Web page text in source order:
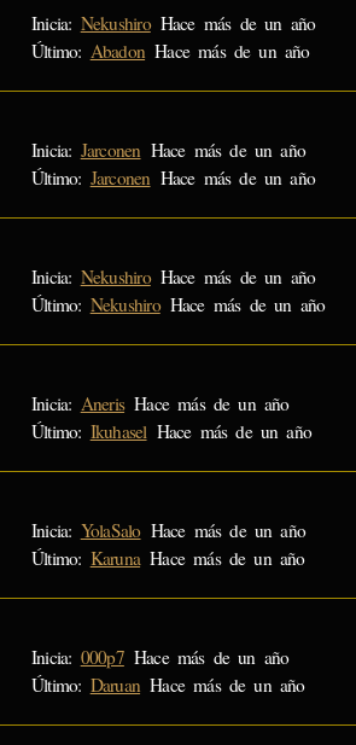
Inicia: Nekushiro Hace más de un año
Último: Abadon Hace más de un año
Inicia: Jarconen Hace más de un año
Último: Jarconen Hace más de un año
Inicia: Nekushiro Hace más de un año
Último: Nekushiro Hace más de un año
Inicia: Aneris Hace más de un año
Último: Ikuhasel Hace más de un año
Inicia: YolaSalo Hace más de un año
Último: Karuna Hace más de un año
Inicia: 000p7 Hace más de un año
Último: Daruan Hace más de un año